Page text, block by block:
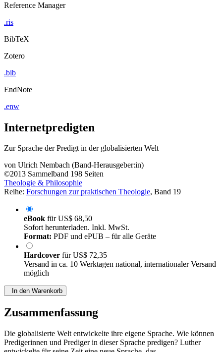
Reference Manager
.ris
BibTeX
Zotero
.bib
EndNote
.enw
Internetpredigten
Zur Sprache der Predigt in der globalisierten Welt
von Ulrich Nembach (Band-Herausgeber:in)
©2013 Sammelband 198 Seiten
Theologie & Philosophie
Reihe: Forschungen zur praktischen Theologie, Band 19
eBook fürUS$ 68,50
Sofort herunterladen. Inkl. MwSt.
Format: PDF und ePUB – für alle Geräte
Hardcover fürUS$ 72,35
Versand in ca. 10 Werktagen national, internationaler Versand
möglich
In den Warenkorb
Zusammenfassung
Die globalisierte Welt entwickelte ihre eigene Sprache. Wie können
Predigerinnen und Prediger in dieser Sprache predigen? Luther